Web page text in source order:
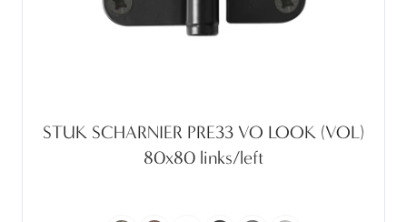
STUK SCHARNIER PRE33 VO LOOK (VOL)
80x80 links/left